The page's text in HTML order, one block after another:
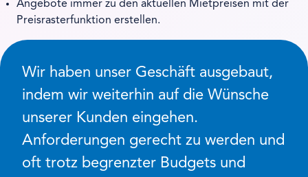
Angebote immer zu den aktuellen Mietpreisen mit der
Preisrasterfunktion erstellen.
Wir haben unser Geschäft ausgebaut,
indem wir weiterhin auf die Wünsche
unserer Kunden eingehen.
Anforderungen gerecht zu werden und
oft trotz begrenzter Budgets und